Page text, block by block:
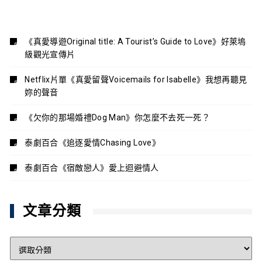
《真愛導遊Original title: A Tourist’s Guide to Love》好萊塢
級觀光宣傳片
Netflix片單《真愛留聲Voicemails for Isabelle》我想再聽見
妳的聲音
《欠你的那場婚禮Dog Man》你怎麼不去死一死？
泰劇百合《追逐愛情Chasing Love》
泰劇百合《宿敵戀人》愛上迴避情人
文章分類